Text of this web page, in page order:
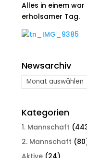
Alles in einem
erholsamer Tag.
Newsarchiv
Newsarchiv
Kategorien
1. Mannschaft
2. Mannschaft